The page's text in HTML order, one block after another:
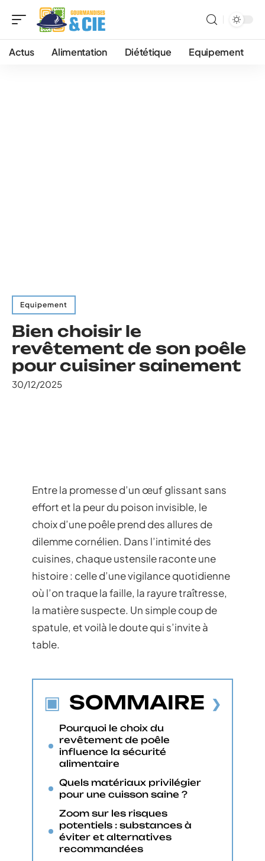
Actus Alimentation Diététique Equipement
Equipement
Bien choisir le
revêtement de son poêle
pour cuisiner sainement
30/12/2025
Entre la promesse d’un œuf glissant sans
effort et la peur du poison invisible, le
choix d’une poêle prend des allures de
dilemme cornélien. Dans l’intimité des
cuisines, chaque ustensile raconte une
histoire : celle d’une vigilance quotidienne
où l’on traque la faille, la rayure traîtresse,
la matière suspecte. Un simple coup de
spatule, et voilà le doute qui s’invite à
table.
SOMMAIRE
Pourquoi le choix du
revêtement de poêle
influence la sécurité
alimentaire
Quels matériaux privilégier
pour une cuisson saine ?
Zoom sur les risques
potentiels : substances à
éviter et alternatives
recommandées